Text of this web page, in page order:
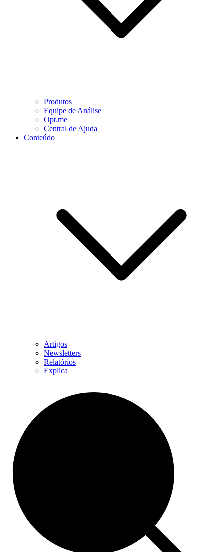
Produtos
Equipe de Análise
Opt.me
Central de Ajuda
Conteúdo
Artigos
Newsletters
Relatórios
Explica